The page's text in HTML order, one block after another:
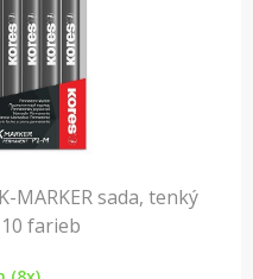
MARKER sada, tenký
farieb